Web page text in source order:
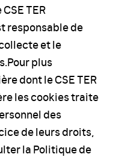
TER
responsable de
et le
plus
dont le CSE TER
les cookies traite
des
de leurs droits,
la Politique de